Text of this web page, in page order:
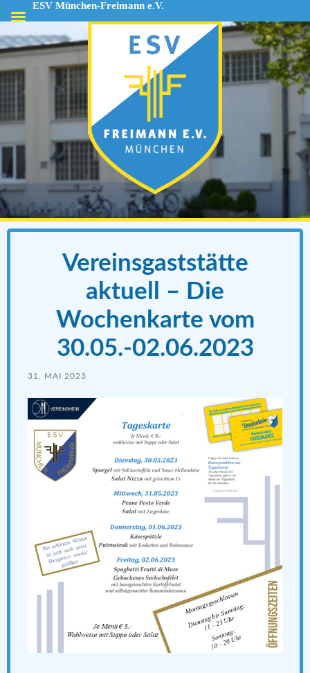
ESV
München-
Freimann
e.V.
Vereinsgaststätte
aktuell – Die
Wochenkarte vom
30.05.-02.06.2023
31. MAI 2023
ESV München-Freimann e.V.